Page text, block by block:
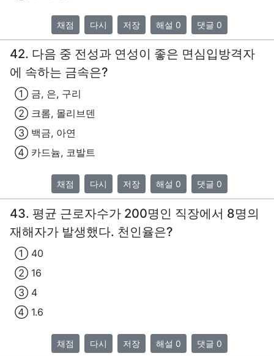
채점 다시 저장 해설 0 댓글 0
42. 다음 중 전성과 연성이 좋은 면심입방격자
에 속하는 금속은?
① 금, 은, 구리
② 크롬, 몰리브덴
③ 백금, 아연
④ 카드늄, 코발트
채점 다시 저장 해설 0 댓글 0
43. 평균 근로자수가 200명인 직장에서 8명의
재해자가 발생했다. 천인율은?
① 40
② 16
③ 4
④ 1.6
채점 다시 저장 해설 0 댓글 0